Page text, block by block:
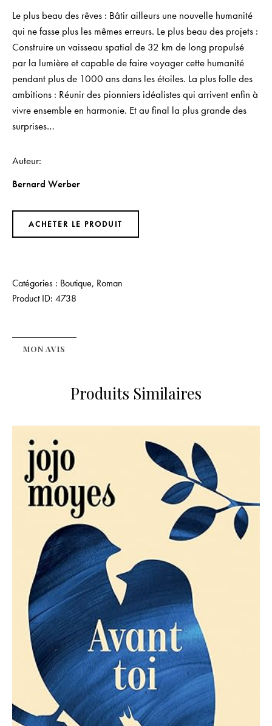
Le plus beau des rêves : Bâtir ailleurs une nouvelle humanité
qui ne fasse plus les mêmes erreurs. Le plus beau des projets :
Construire un vaisseau spatial de 32 km de long propulsé
par la lumière et capable de faire voyager cette humanité
pendant plus de 1000 ans dans les étoiles. La plus folle des
ambitions : Réunir des pionniers idéalistes qui arrivent enfin à
vivre ensemble en harmonie. Et au final la plus grande des
surprises…
Auteur
Bernard Werber
ACHETER LE PRODUIT
Catégories : Boutique, Roman
Product ID: 4738
MON AVIS
Produits Similaires